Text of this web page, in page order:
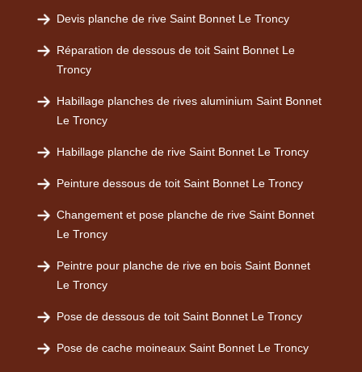
Devis planche de rive Saint Bonnet Le Troncy
Réparation de dessous de toit Saint Bonnet Le
Troncy
Habillage planches de rives aluminium Saint Bonnet
Le Troncy
Habillage planche de rive Saint Bonnet Le Troncy
Peinture dessous de toit Saint Bonnet Le Troncy
Changement et pose planche de rive Saint Bonnet
Le Troncy
Peintre pour planche de rive en bois Saint Bonnet
Le Troncy
Pose de dessous de toit Saint Bonnet Le Troncy
Pose de cache moineaux Saint Bonnet Le Troncy